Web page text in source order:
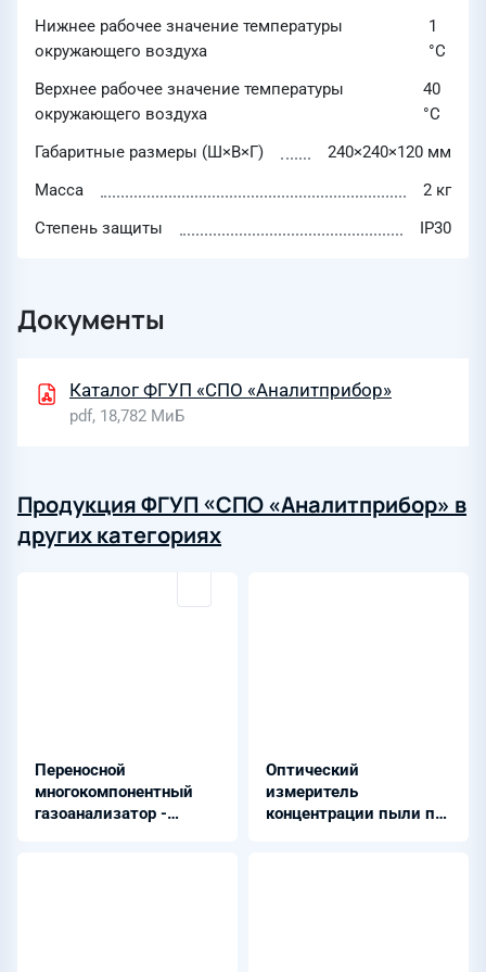
Нижнее рабочее значение температуры
окружающего воздуха
1
°C
Верхнее рабочее значение температуры
окружающего воздуха
40
°C
Габаритные размеры (Ш×В×Г)
240×240×120 мм
Масса
2 кг
Степень защиты
IP30
Документы
Каталог ФГУП «СПО «Аналитприбор»
pdf, 18,782 МиБ
Продукция ФГУП «СПО «Аналитприбор» в
других категориях
Переносной
многокомпонентный
газоанализатор -
Оптический
измеритель
концентрации пыли по